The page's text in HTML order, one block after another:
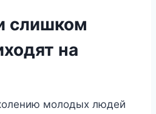
слишком
на
молодых людей